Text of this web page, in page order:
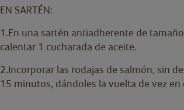
EN SARTÉN:
1.En una sartén antiadherente de
calentar 1 cucharada de aceite.
2.Incorporar las rodajas de salmón, sin
15 minutos, dándoles la vuelta de vez